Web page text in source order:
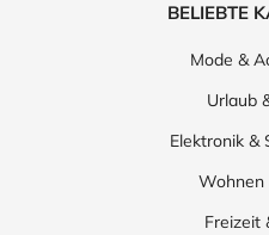
BELIEBTE
Mode &
Urlaub
Elektronik &
Wohnen
Freizeit